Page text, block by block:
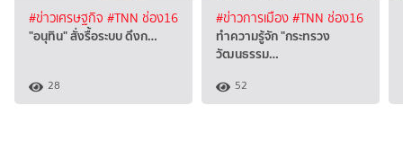
#ข่าวเศรษฐกิจ #TNN ช่อง16
"อนุทิน" สั่งรื้อระบบ ดึงก…
28
#ข่าวการเมือง#TNN ช่อง16
ทำความรู้จัก "กระทรวง
วัฒนธรรม…
52